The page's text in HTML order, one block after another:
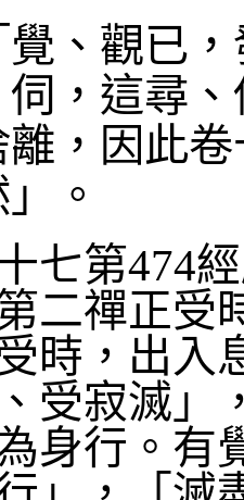
、觀已
，這尋
，因此
。
七第474
二禪正
時，出
受寂滅」
身行。有